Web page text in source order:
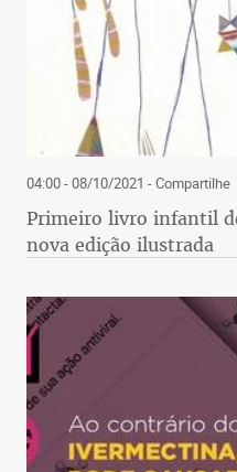
04:00 - 08/10/2021 - Compartilhe
Primeiro livro infantil
nova edição ilustrada